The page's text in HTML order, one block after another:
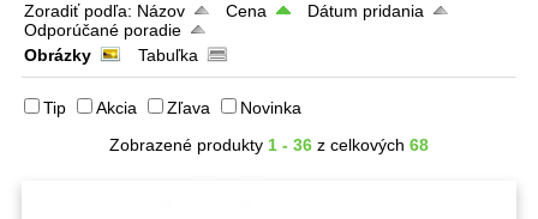
Zoradiť podľa: Názov Cena
Dátum pridania
Odporúčané poradie
Obrázky
Tabuľka
Tip Akcia Zľava
Novinka
Zobrazené produkty 1 - 36 z celkových 68